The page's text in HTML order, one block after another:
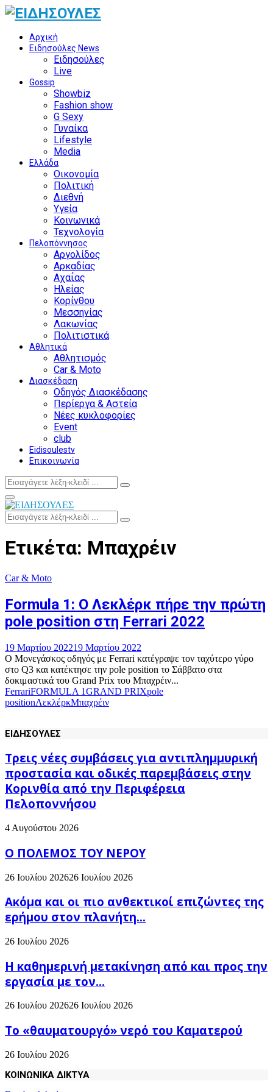
Αρχική
Ειδησούλες News
Ειδησούλες
Live
Gossip
Showbiz
Fashion show
G Sexy
Γυναίκα
Lifestyle
Media
Ελλάδα
Οικονομία
Πολιτική
Διεθνή
Υγεία
Κοινωνικά
Τεχνολογία
Πελοπόννησος
Αργολίδος
Αρκαδίας
Αχαΐας
Ηλείας
Κορίνθου
Μεσσηνίας
Λακωνίας
Πολιτιστικά
Αθλητικά
Αθλητισμός
Car & Moto
Διασκέδαση
Οδηγός Διασκέδασης
Περίεργα & Αστεία
Νέες κυκλοφορίες
Event
club
Eidisoulestv
Επικοινωνία
Search
for:
Search
Facebook
Twitter
Instagram
Youtube
Primary
Menu
Search
for:
Search
Ετικέτα: Μπαχρέιν
Car & Moto
Formula 1: Ο Λεκλέρκ πήρε την πρώτη
pole position στη Ferrari 2022
19 Μαρτίου 202219 Μαρτίου 2022
Ο Μονεγάσκος οδηγός με Ferrari κατέγραψε τον ταχύτερο γύρο
στο Q3 και κατέκτησε την pole position το Σάββατο στα
δοκιμαστικά του Grand Prix του Μπαχρέιν...
FerrariFORMULA 1GRAND PRIXpole
positionΛεκλέρκΜπαχρέιν
ΕΙΔΗΣΟΥΛΕΣ
Τρεις νέες συμβάσεις για αντιπλημμυρική
προστασία και οδικές παρεμβάσεις στην
Κορινθία από την Περιφέρεια
Πελοποννήσου
4 Αυγούστου 2026
Ο ΠΟΛΕΜΟΣ ΤΟΥ ΝΕΡΟΥ
26 Ιουλίου 202626 Ιουλίου 2026
Ακόμα και οι πιο ανθεκτικοί επιζώντες της
ερήμου στον πλανήτη...
26 Ιουλίου 2026
H καθημερινή μετακίνηση από και προς την
εργασία με τον...
26 Ιουλίου 202626 Ιουλίου 2026
Το «θαυματουργό» νερό του Καματερού
26 Ιουλίου 2026
ΚΟΙΝΩΝΙΚΑ ΔΙΚΤΥΑ